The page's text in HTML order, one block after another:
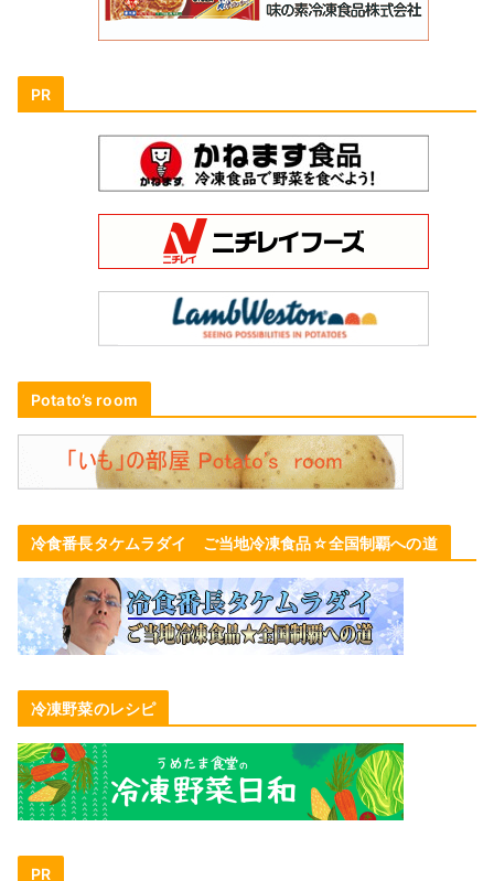
PR
Potato’s room
冷食番長タケムラダイ ご当地冷凍食品☆全国制覇への道
冷凍野菜のレシピ
PR